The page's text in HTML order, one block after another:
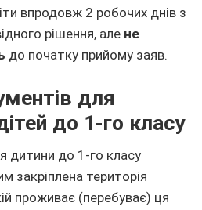
впродовж 2 робочих днів з
рішення, але не
до початку прийому заяв.
для
до 1-го класу
дитини до 1-го класу
закріплена територія
проживає (перебуває) ця